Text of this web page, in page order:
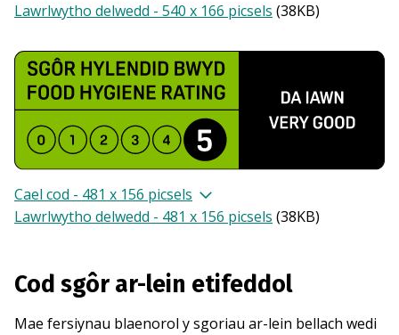
Lawrlwytho delwedd - 540 x 166 picsels (38KB)
Cael cod - 481 x 156 picsels
Lawrlwytho delwedd - 481 x 156 picsels (38KB)
Cod sgôr ar-lein etifeddol
Mae fersiynau blaenorol y sgoriau ar-lein bellach wedi